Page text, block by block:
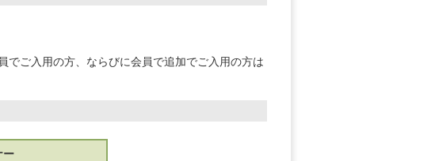
ご入用の方、ならびに会員で追加でご入用の方は
ー